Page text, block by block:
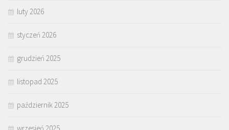
luty 2026
styczeń 2026
grudzień 2025
listopad 2025
październik 2025
wrzesień 2025